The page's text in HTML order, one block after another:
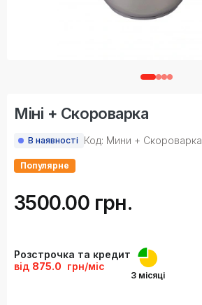
Міні + Скороварка
В наявності Код: Мини + Скороварка
Популярне
3500.00 грн.
Розстрочка та кредит
від 875.0 грн/міс
3 місяці